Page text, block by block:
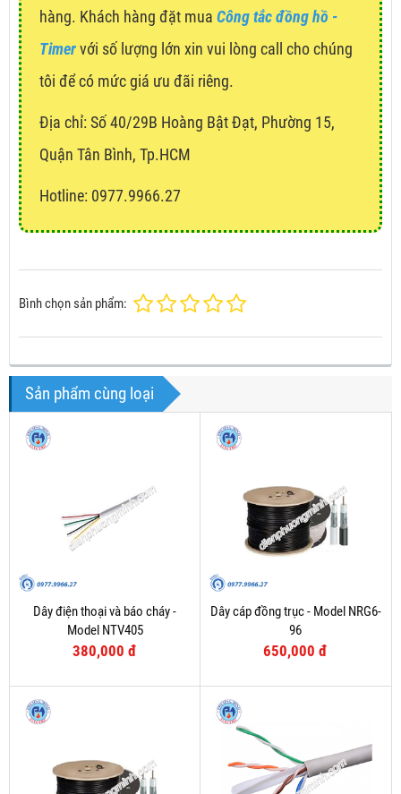
hàng. Khách hàng đặt mua Công tắc đồng hồ -
Timervới số lượng lớn xin vui lòng call cho chúng
tôi để có mức giá ưu đãi riêng.
Địa chỉ: Số 40/29B Hoàng Bật Đạt, Phường 15,
Quận Tân Bình, Tp.HCM
Hotline: 0977.9966.27
Bình chọn sản phẩm:
Sản phẩm cùng loại
Dây điện thoại và báo cháy -
Model NTV405
380,000 đ
Dây cáp đồng trục - Model NRG6-
96
650,000 đ